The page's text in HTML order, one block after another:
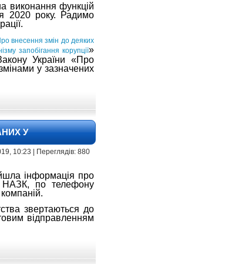
виконання функцій
2020 року. Радимо
внесення змін до деяких
запобігання корупції»
України «Про
у зазначених
У
10:23 | Переглядів: 880
інформація про
НАЗК, по телефону
звертаються до
відправленням